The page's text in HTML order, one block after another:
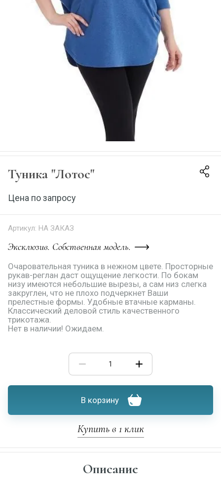
Туника "Лотос"
Цена по запросу
Артикул: НА ЗАКАЗ
Эксклюзив. Собственная модель.
Очаровательная туника в нежном цвете. Просторные
рукав-реглан даст ощущение легкости. По бокам
низу имеются небольшие вырезы, а сам низ слегка
закруглен, что не плохо подчеркнет Ваши
прелестные формы. Удобные втачные карманы.
Классический деловой стиль качественного
трикотажа.
Нет в наличии! Ожидаем.
В корзину
Купить в 1 клик
Описание